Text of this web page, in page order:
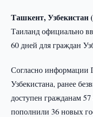
Ташкент, Узбекистан
Таиланд официально
60 дней для граждан
Согласно информации
Узбекистана, ранее
доступен гражданам
пополнили 36 новых